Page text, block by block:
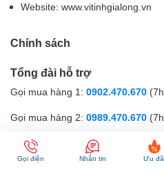
Website: www.vitinhgialong.vn
Chính sách
Tổng đài hỗ trợ
Gọi mua hàng 1: 0902.470.670
Gọi mua hàng 2: 0989.470.670
Gọi hỗ trợ kĩ thuật: 0867.470.670
Gọi điện Nhắn tin Ưu